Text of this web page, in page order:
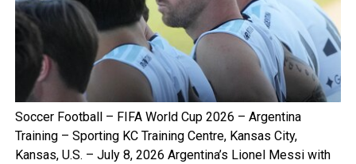
Soccer Football – FIFA World Cup 2026 – Argentina
Training – Sporting KC Training Centre, Kansas City,
Kansas, U.S. – July 8, 2026 Argentina’s Lionel Messi with